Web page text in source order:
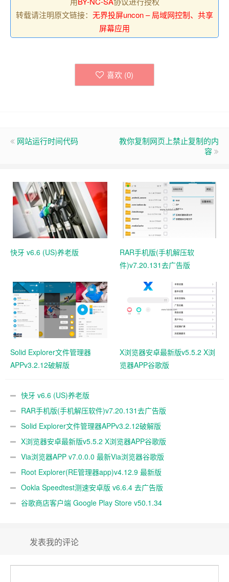
转载请注明原文链接： 无界投屏uncon – 局域网控制、共享
屏幕应用
喜欢 (0)
网站运行时间代码
教你复制网页上禁止复制的内
容
快牙 v6.6 (US)养老版
RAR手机版(手机解压软
件)v7.20.131去广告版
Solid Explorer文件管理器
APPv3.2.12破解版
X浏览器安卓最新版v5.5.2 X浏
览器APP谷歌版
快牙 v6.6 (US)养老版
RAR手机版(手机解压软件)v7.20.131去广告版
Solid Explorer文件管理器APPv3.2.12破解版
X浏览器安卓最新版v5.5.2 X浏览器APP谷歌版
Via浏览器APP v7.0.0.0 最新Via浏览器谷歌版
Root Explorer(RE管理器app)v4.12.9 最新版
Ookla Speedtest测速安卓版 v6.6.4 去广告版
谷歌商店客户端 Google Play Store v50.1.34
发表我的评论